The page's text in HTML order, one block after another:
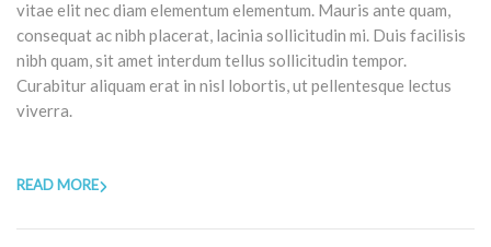
vitae elit nec diam elementum elementum. Mauris ante quam,
consequat ac nibh placerat, lacinia sollicitudin mi. Duis facilisis
nibh quam, sit amet interdum tellus sollicitudin tempor.
Curabitur aliquam erat in nisl lobortis, ut pellentesque lectus
viverra.
READ MORE